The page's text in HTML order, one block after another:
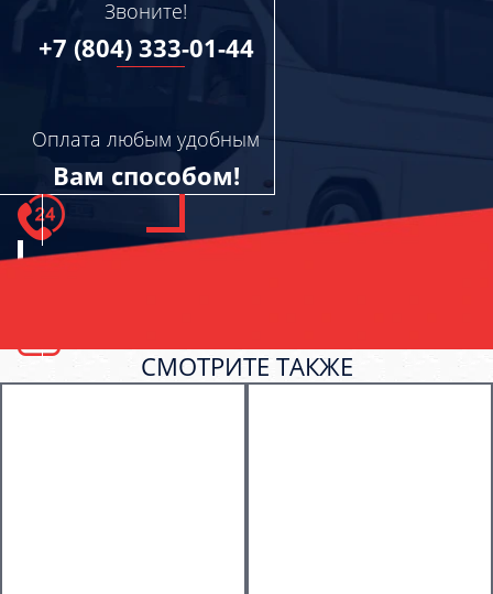
Звоните!
+7 (804) 333-01-44
Оплата любым удобным
Вам способом!
СМОТРИТЕ ТАКЖЕ